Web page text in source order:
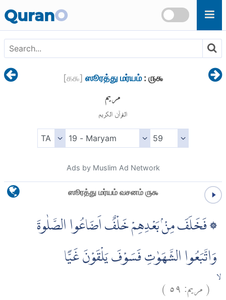
QuranO
[௧௯] ஸூரத்து மர்யம்: ௫௯
مريم
القرآن الكريم
Ads by Muslim Ad Network
ஸூரத்து மர்யம் வசனம் ௫௯
۞ فَخَلَفَ مِنْۢ بَعْدِهِمْ خَلْفٌ اَضَاعُوا الصَّلٰوةَ
وَاتَّبَعُوا الشَّهَوٰتِ فَسَوْفَ يَلْقَوْنَ غَيًّا
(مريم:٥٩)